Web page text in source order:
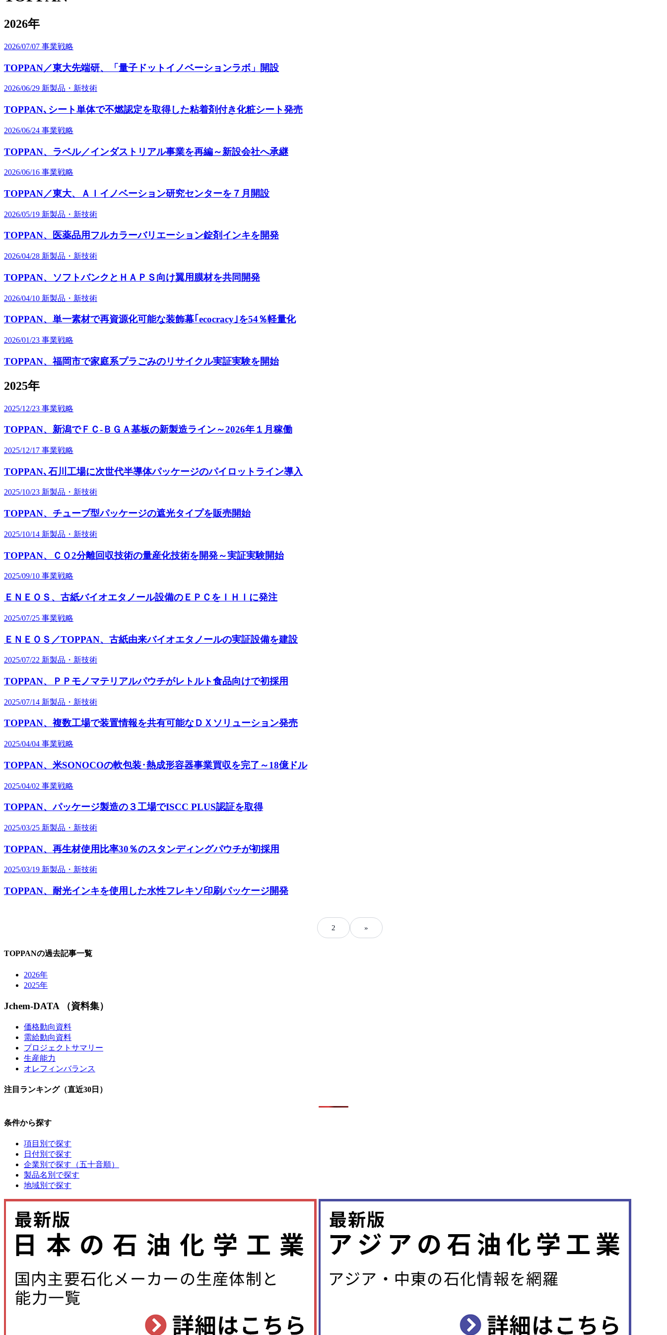
2026年
2026/07/07 事業戦略
TOPPAN／東大先端研、「量子ドットイノベーションラボ」開設
2026/06/29 新製品・新技術
TOPPAN､シート単体で不燃認定を取得した粘着剤付き化粧シート発売
2026/06/24 事業戦略
TOPPAN、ラベル／インダストリアル事業を再編～新設会社へ承継
2026/06/16 事業戦略
TOPPAN／東大、ＡＩイノベーション研究センターを７月開設
2026/05/19 新製品・新技術
TOPPAN、医薬品用フルカラーバリエーション錠剤インキを開発
2026/04/28 新製品・新技術
TOPPAN、ソフトバンクとＨＡＰＳ向け翼用膜材を共同開発
2026/04/10 新製品・新技術
TOPPAN、単一素材で再資源化可能な装飾幕｢ecocracy｣を54％軽量化
2026/01/23 事業戦略
TOPPAN、福岡市で家庭系プラごみのリサイクル実証実験を開始
2025年
2025/12/23 事業戦略
TOPPAN、新潟でＦＣ-ＢＧＡ基板の新製造ライン～2026年１月稼働
2025/12/17 事業戦略
TOPPAN､石川工場に次世代半導体パッケージのパイロットライン導入
2025/10/23 新製品・新技術
TOPPAN、チューブ型パッケージの遮光タイプを販売開始
2025/10/14 新製品・新技術
TOPPAN、ＣＯ2分離回収技術の量産化技術を開発～実証実験開始
2025/09/10 事業戦略
ＥＮＥＯＳ、古紙バイオエタノール設備のＥＰＣをＩＨＩに発注
2025/07/25 事業戦略
ＥＮＥＯＳ／TOPPAN、古紙由来バイオエタノールの実証設備を建設
2025/07/22 新製品・新技術
TOPPAN、ＰＰモノマテリアルパウチがレトルト食品向けで初採用
2025/07/14 新製品・新技術
TOPPAN、複数工場で装置情報を共有可能なＤＸソリューション発売
2025/04/04 事業戦略
TOPPAN、米SONOCOの軟包装･熱成形容器事業買収を完了～18億ドル
2025/04/02 事業戦略
TOPPAN、パッケージ製造の３工場でISCC PLUS認証を取得
2025/03/25 新製品・新技術
TOPPAN、再生材使用比率30％のスタンディングパウチが初採用
2025/03/19 新製品・新技術
TOPPAN、耐光インキを使用した水性フレキソ印刷パッケージ開発
2 »
TOPPANの過去記事一覧
2026年
2025年
Jchem-DATA （資料集）
価格動向資料
需給動向資料
プロジェクトサマリー
生産能力
オレフィンバランス
注目ランキング（直近30日）
条件から探す
項目別で探す
日付別で探す
企業別で探す（五十音順）
製品名別で探す
地域別で探す